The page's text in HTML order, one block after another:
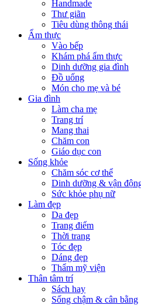
Handmade
Thư giãn
Tiêu dùng thông thái
Ẩm thực
Vào bếp
Khám phá ẩm thực
Dinh dưỡng gia đình
Đồ uống
Món cho mẹ và bé
Gia đình
Làm cha mẹ
Trang trí
Mang thai
Chăm con
Giáo dục con
Sống khỏe
Chăm sóc cơ thể
Dinh dưỡng & vận
Sức khỏe phụ nữ
Làm đẹp
Da đẹp
Trang điểm
Thời trang
Tóc đẹp
Dáng đẹp
Thẩm mỹ viện
Thân tâm trí
Sách hay
Sống chậm & cân bằng